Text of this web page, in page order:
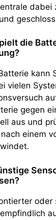
dabei
die
kann
vielen
gegen
aus und
einem
oder